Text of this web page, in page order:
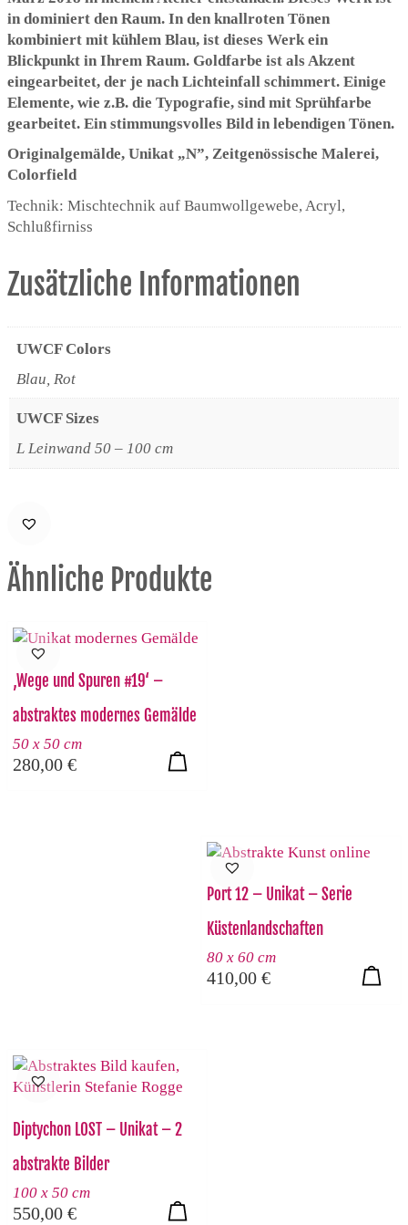
in dominiert den Raum. In den knallroten Tönen
kombiniert mit kühlem Blau, ist dieses Werk ein
Blickpunkt in Ihrem Raum. Goldfarbe ist als Akzent
eingearbeitet, der je nach Lichteinfall schimmert. Einige
Elemente, wie z.B. die Typografie, sind mit Sprühfarbe
gearbeitet. Ein stimmungsvolles Bild in lebendigen Tönen.
Originalgemälde, Unikat „N”, Zeitgenössische Malerei,
Colorfield
Technik: Mischtechnik auf Baumwollgewebe, Acryl,
Schlußfirniss
Zusätzliche Informationen
UWCF Colors
Blau, Rot
UWCF Sizes
L Leinwand 50 – 100 cm
Ähnliche Produkte
‚Wege und Spuren #19‘ –
abstraktes modernes Gemälde
50 x 50 cm
280,00 €
Port 12 – Unikat – Serie
Küstenlandschaften
80 x 60 cm
410,00 €
Diptychon LOST – Unikat – 2
abstrakte Bilder
100 x 50 cm
550,00 €